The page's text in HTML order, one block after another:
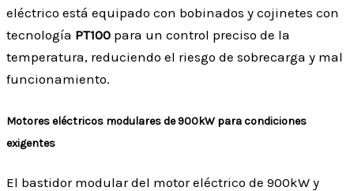
eléctrico está equipado con bobinados y cojinetes con
tecnología PT100 para un control preciso de la
temperatura, reduciendo el riesgo de sobrecarga y mal
funcionamiento.
Motores eléctricos modulares de 900kW para condiciones
exigentes
El bastidor modular del motor eléctrico de 900kW y